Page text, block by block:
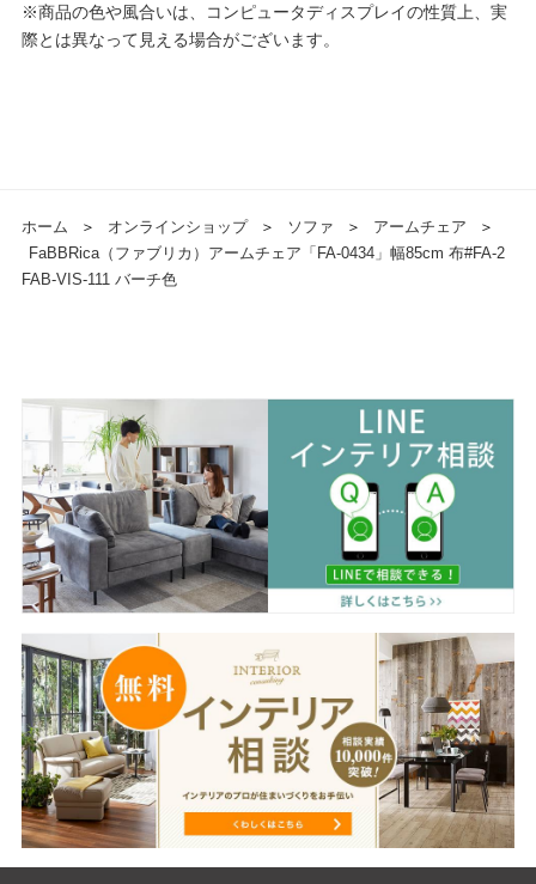
※商品の色や風合いは、コンピュータディスプレイの性質上、実
際とは異なって見える場合がございます。
ホーム ＞ オンラインショップ ＞ ソファ ＞ アームチェア
＞
FaBBRica（ファブリカ）アームチェア「FA-0434」幅85cm 布#FA-2
FAB-VIS-111 バーチ色